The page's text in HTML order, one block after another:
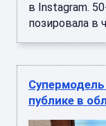
в Instagram.
позировала в
публике в